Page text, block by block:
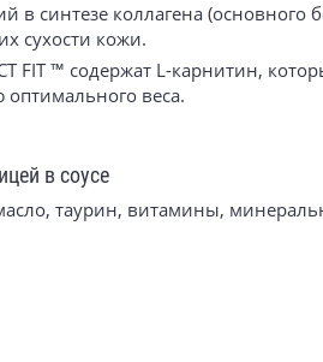
в синтезе коллагена (основного
сухости кожи.
FIT ™ содержат L-карнитин,
веса.
в соусе
таурин, витамины,